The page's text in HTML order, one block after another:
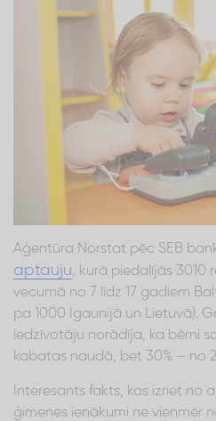
Aģentūra Norstat pēc SEB
aptauju, kurā piedalījās 3010
vecumā no 7 līdz 17 gadiem
pa 1000 Igaunijā un Lietuvā).
iedzīvotāju norādīja, ka bērni
kabatas naudā, bet 30% – no
Interesants fakts, kas izriet no
ģimenes ienākumi ne vienmēr